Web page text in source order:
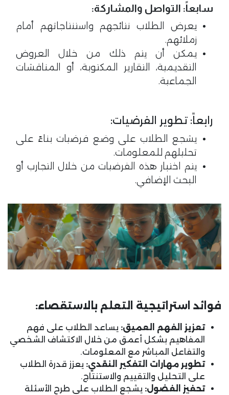
سابعاً: التواصل والمشاركة:
يعرض الطلاب نتائجهم واستنتاجاتهم أمام
زملائهم.
يمكن أن يتم ذلك من خلال العروض
التقديمية، التقارير المكتوبة، أو المناقشات
الجماعية.
رابعاً: تطوير الفرضيات:​
يشجع الطلاب على وضع فرضيات بناءً على
تحليلهم للمعلومات.
يتم اختبار هذه الفرضيات من خلال التجارب أو
البحث الإضافي.
فوائد استراتيجية التعلم بالاستقصاء:
تعزيز الفهم العميق: يساعد الطلاب على فهم
المفاهيم بشكل أعمق من خلال الاكتشاف الشخصي
والتفاعل المباشر مع المعلومات.
تطوير مهارات التفكير النقدي: يعزز قدرة الطلاب
على التحليل والتقييم والاستنتاج.
تحفيز الفضول: يشجع الطلاب على طرح الأسئلة